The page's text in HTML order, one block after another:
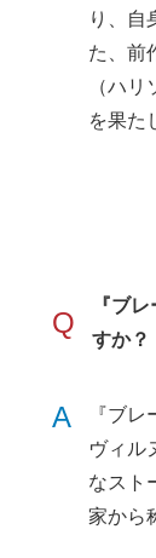
り、自
た、前
（ハ
を果た
Q
『ブ
すか？
A
『ブ
ヴィル
なスト
家から